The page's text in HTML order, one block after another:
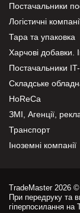
Постачальники
Логістичні
Тара та упаковка
Харчові добавки.
Постачальники
Складське
HoReCa
ЗМІ, Агенції,
Транспорт
Іноземні компанії
TradeMaster 2026 ©
При передруку та
гіперпосилання